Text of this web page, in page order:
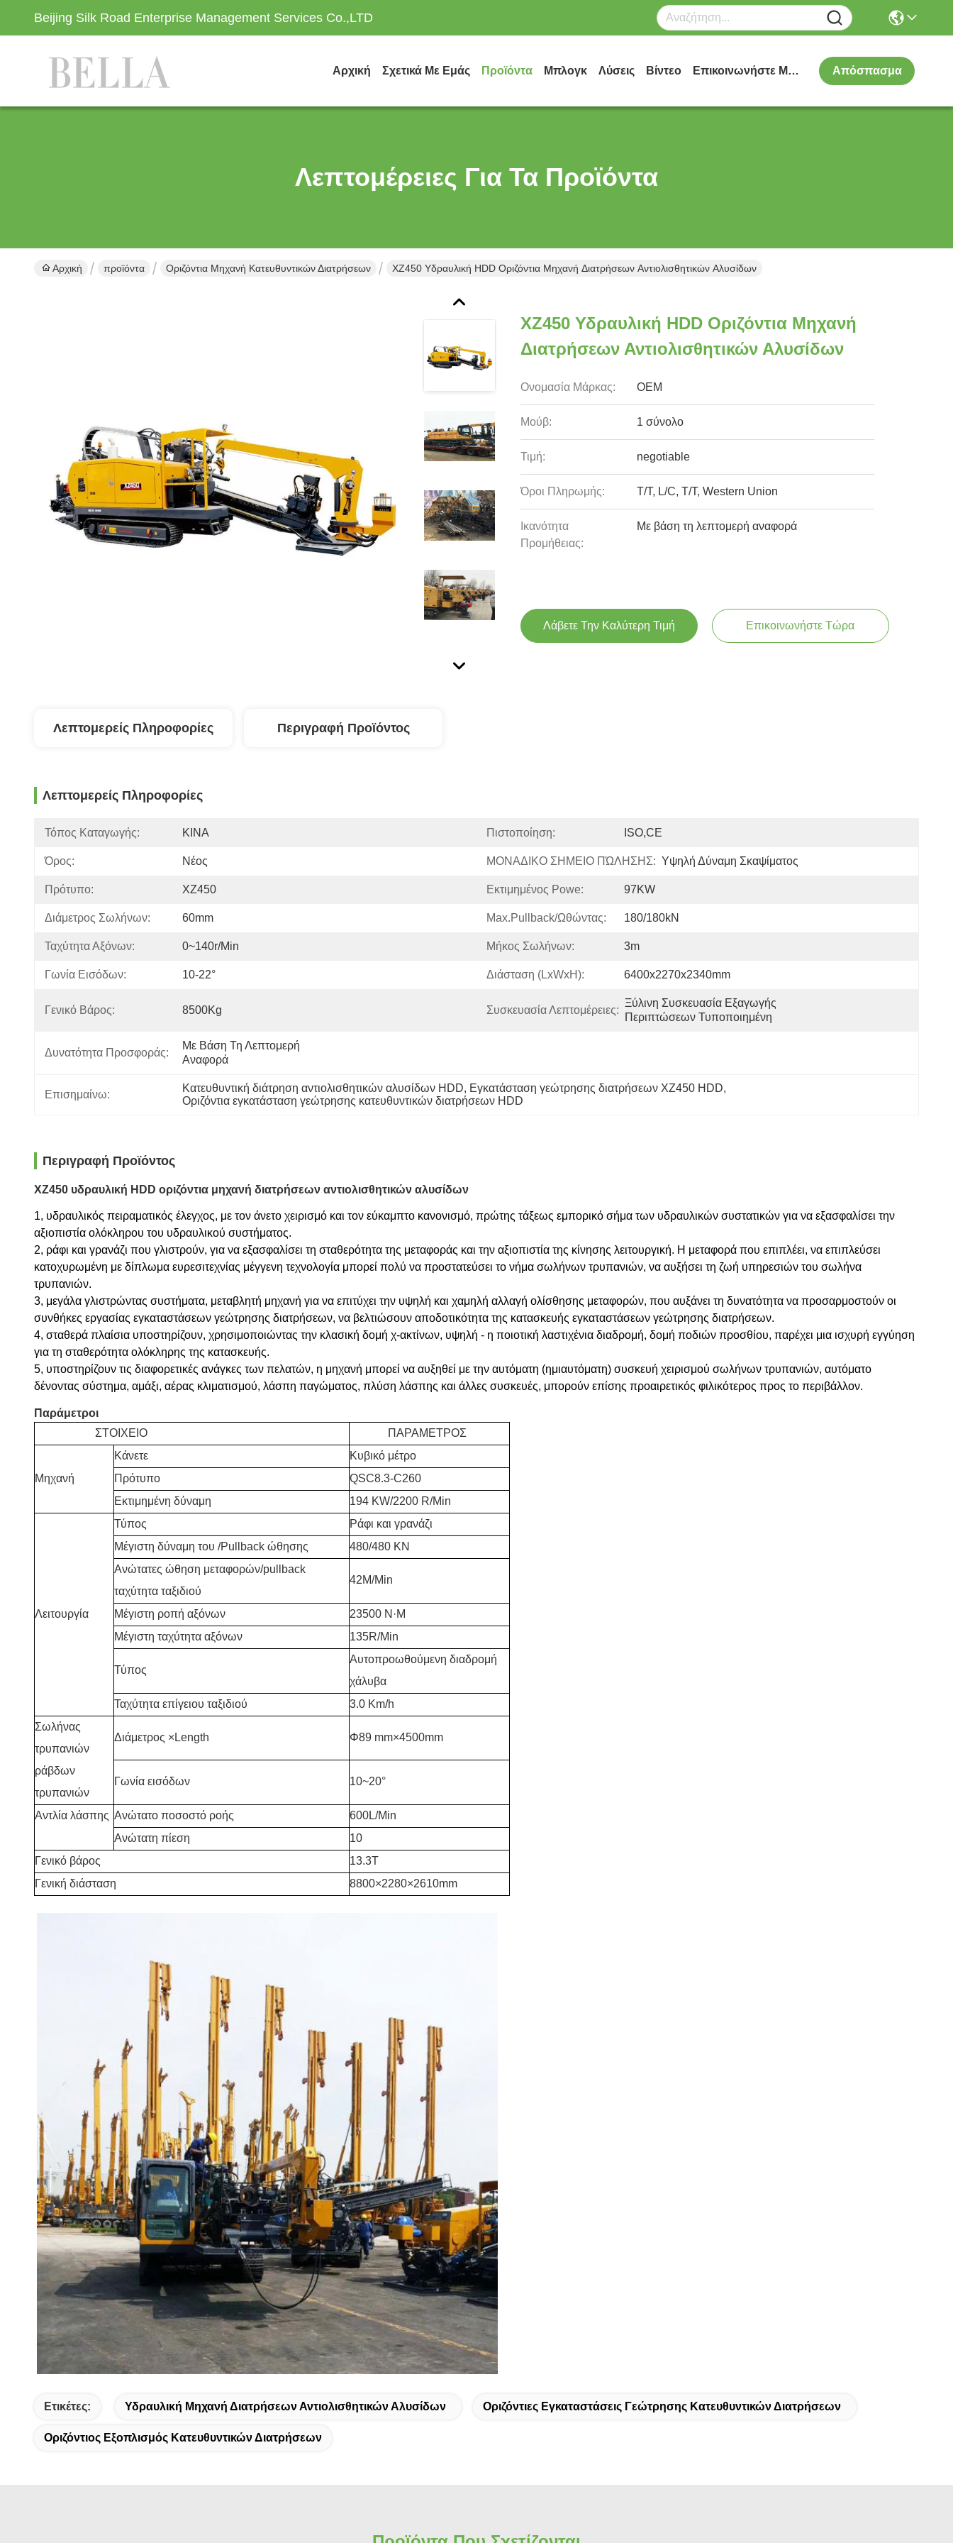
Beijing Silk Road Enterprise Management Services Co.,LTD
Αρχική Σχετικά Με Εμάς Προϊόντα Μπλογκ Λύσεις Βίντεο Επικοινωνήστε Μαζί Μας Απόσπασμα
Λεπτομέρειες Για Τα Προϊόντα
Αρχική προϊόντα Οριζόντια Μηχανή Κατευθυντικών Διατρήσεων XZ450 Υδραυλική HDD Οριζόντια Μηχανή Διατρήσεων Αντιολισθητικών Αλυσίδων
XZ450 Υδραυλική HDD Οριζόντια Μηχανή
Διατρήσεων Αντιολισθητικών Αλυσίδων
Ονομασία Μάρκας: OEM
Μούβ: 1 σύνολο
Τιμή: negotiable
Όροι Πληρωμής: T/T, L/C, T/T, Western Union
Ικανότητα
Προμήθειας:
Με βάση τη λεπτομερή αναφορά
Λάβετε Την Καλύτερη Τιμή Επικοινωνήστε Τώρα
Λεπτομερείς Πληροφορίες Περιγραφή Προϊόντος
Λεπτομερείς Πληροφορίες
Τόπος Καταγωγής: ΚΙΝΑ Πιστοποίηση: ISO,CE
Όρος: Νέος ΜΟΝΑΔΙΚΟ ΣΗΜΕΙΟ ΠΏΛΗΣΗΣ: Υψηλή Δύναμη Σκαψίματος
Πρότυπο: XZ450 Εκτιμημένος Powe: 97KW
Διάμετρος Σωλήνων: 60mm Max.pullback/ωθώντας: 180/180kN
Ταχύτητα Αξόνων: 0~140r/min Μήκος Σωλήνων: 3m
Γωνία Εισόδων: 10-22° Διάσταση (LxWxH): 6400x2270x2340mm
Γενικό Βάρος: 8500Kg Συσκευασία Λεπτομέρειες:
Ξύλινη Συσκευασία Εξαγωγής
Περιπτώσεων Τυποποιημένη
Δυνατότητα Προσφοράς:
Με Βάση Τη Λεπτομερή
Αναφορά
Επισημαίνω:
Κατευθυντική διάτρηση αντιολισθητικών αλυσίδων HDD, Εγκατάσταση γεώτρησης διατρήσεων XZ450 HDD,
Οριζόντια εγκατάσταση γεώτρησης κατευθυντικών διατρήσεων HDD
Περιγραφή Προϊόντος
XZ450 υδραυλική HDD οριζόντια μηχανή διατρήσεων αντιολισθητικών αλυσίδων
1, υδραυλικός πειραματικός έλεγχος, με τον άνετο χειρισμό και τον εύκαμπτο κανονισμό, πρώτης τάξεως εμπορικό σήμα των υδραυλικών συστατικών για να εξασφαλίσει την
αξιοπιστία ολόκληρου του υδραυλικού συστήματος.
2, ράφι και γρανάζι που γλιστρούν, για να εξασφαλίσει τη σταθερότητα της μεταφοράς και την αξιοπιστία της κίνησης λειτουργική. Η μεταφορά που επιπλέει, να επιπλεύσει
κατοχυρωμένη με δίπλωμα ευρεσιτεχνίας μέγγενη τεχνολογία μπορεί πολύ να προστατεύσει το νήμα σωλήνων τρυπανιών, να αυξήσει τη ζωή υπηρεσιών του σωλήνα
τρυπανιών.
3, μεγάλα γλιστρώντας συστήματα, μεταβλητή μηχανή για να επιτύχει την υψηλή και χαμηλή αλλαγή ολίσθησης μεταφορών, που αυξάνει τη δυνατότητα να προσαρμοστούν οι
συνθήκες εργασίας εγκαταστάσεων γεώτρησης διατρήσεων, να βελτιώσουν αποδοτικότητα της κατασκευής εγκαταστάσεων γεώτρησης διατρήσεων.
4, σταθερά πλαίσια υποστηρίζουν, χρησιμοποιώντας την κλασική δομή χ-ακτίνων, υψηλή - η ποιοτική λαστιχένια διαδρομή, δομή ποδιών προσθίου, παρέχει μια ισχυρή εγγύηση
για τη σταθερότητα ολόκληρης της κατασκευής.
5, υποστηρίζουν τις διαφορετικές ανάγκες των πελατών, η μηχανή μπορεί να αυξηθεί με την αυτόματη (ημιαυτόματη) συσκευή χειρισμού σωλήνων τρυπανιών, αυτόματο
δένοντας σύστημα, αμάξι, αέρας κλιματισμού, λάσπη παγώματος, πλύση λάσπης και άλλες συσκευές, μπορούν επίσης προαιρετικός φιλικότερος προς το περιβάλλον.
Παράμετροι
ΣΤΟΙΧΕΙΟ
ΠΑΡΑΜΕΤΡΟΣ
Μηχανή
Κάνετε
Κυβικό μέτρο
Πρότυπο
QSC8.3-C260
Εκτιμημένη δύναμη
194 KW/2200 R/Min
Λειτουργία
Τύπος
Ράφι και γρανάζι
Μέγιστη δύναμη του /Pullback ώθησης
480/480 KN
Ανώτατες ώθηση μεταφορών/pullback
ταχύτητα ταξιδιού
42M/Min
Μέγιστη ροπή αξόνων
23500 Ν·Μ
Μέγιστη ταχύτητα αξόνων
135R/Min
Τύπος
Αυτοπροωθούμενη διαδρομή
χάλυβα
Ταχύτητα επίγειου ταξιδιού
3.0 Km/h
Σωλήνας
τρυπανιών
ράβδων
τρυπανιών
Διάμετρος ×Length Φ89 mm×4500mm
Γωνία εισόδων 10~20°
Αντλία λάσπης Ανώτατο ποσοστό ροής
600L/Min
Ανώτατη πίεση
10
Γενικό βάρος
13.3T
Γενική διάσταση
8800×2280×2610mm
Ετικέτες: Υδραυλική Μηχανή Διατρήσεων Αντιολισθητικών Αλυσίδων Οριζόντιες Εγκαταστάσεις Γεώτρησης Κατευθυντικών Διατρήσεων
Οριζόντιος Εξοπλισμός Κατευθυντικών Διατρήσεων